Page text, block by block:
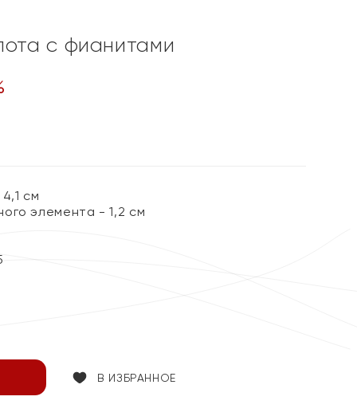
с фианитами
см
элемента - 1,2 см
В ИЗБРАННОЕ